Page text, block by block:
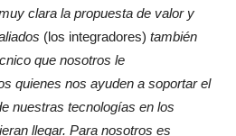
clara la propuesta de valor y
(los integradores) también
que nosotros le
quienes nos ayuden a soportar el
nuestras tecnologías en los
llegar. Para nosotros es